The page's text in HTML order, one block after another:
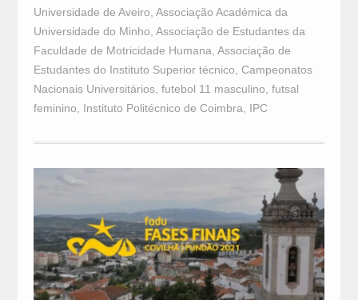
Universidade de Aveiro Associação Académica da
Universidade do Minho Associação de Estudantes da
Faculdade de Motricidade Humana Associação de
Estudantes do Instituto Superior técnico Campeonatos
Nacionais Universitários, futebol 11 masculino futsal
feminino
Instituto Politécnico de Coimbra IPC